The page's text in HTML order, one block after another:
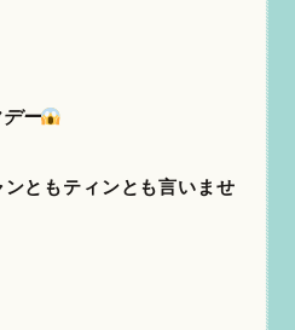
ー
ともティンとも言いませ